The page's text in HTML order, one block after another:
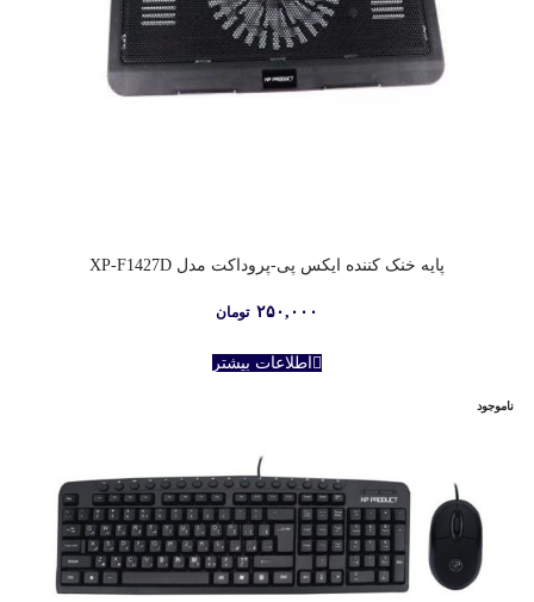
پایه خنک کننده ایکس پی-پروداکت مدل XP-F1427D
۲۵۰,۰۰۰ تومان
اطلاعات بیشتر
ناموجود